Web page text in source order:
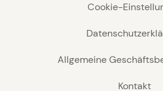
Cookie-
Allgemeine
Kontakt